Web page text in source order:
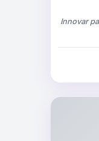
Innovar